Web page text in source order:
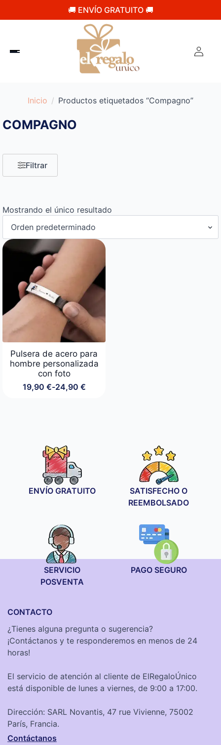
🚚 ENVÍO GRATUITO 🚚
Inicio Productos etiquetados “Compagno”
COMPAGNO
Filtrar
Mostrando el único resultado
Pulsera de acero para
hombre personalizada
con foto
19,90 €-24,90 €
Rango
24,90 €
ENVÍO GRATUITO
SATISFECHO O
REEMBOLSADO
SERVICIO
POSVENTA
PAGO SEGURO
CONTACTO
¿Tienes alguna pregunta o sugerencia?
¡Contáctanos y te responderemos en menos de 24
horas!
El servicio de atención al cliente de ElRegaloÚnico
está disponible de lunes a viernes, de 9:00 a 17:00.
Dirección: SARL Novantis, 47 rue Vivienne, 75002
París, Francia.
Contáctanos